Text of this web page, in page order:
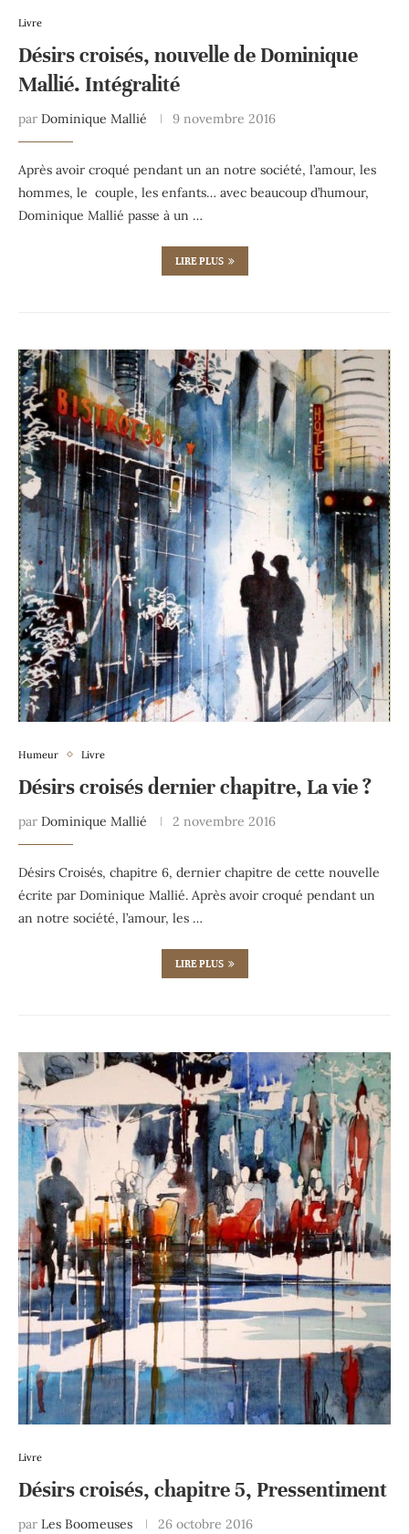
Livre
Désirs croisés, nouvelle de Dominique
Mallié. Intégralité
par Dominique Mallié 9 novembre 2016
Après avoir croqué pendant un an notre société, l’amour, les
hommes, le couple, les enfants… avec beaucoup d’humour,
Dominique Mallié passe à un …
LIRE PLUS
Humeur Livre
Désirs croisés dernier chapitre, La vie ?
par Dominique Mallié 2 novembre 2016
Désirs Croisés, chapitre 6, dernier chapitre de cette nouvelle
écrite par Dominique Mallié. Après avoir croqué pendant un
an notre société, l’amour, les …
LIRE PLUS
Livre
Désirs croisés, chapitre 5, Pressentiment
par Les Boomeuses 26 octobre 2016